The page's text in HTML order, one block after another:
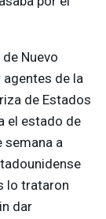
Nuevo
de la
de Estados
el estado de
semana a
lo trataron
dar